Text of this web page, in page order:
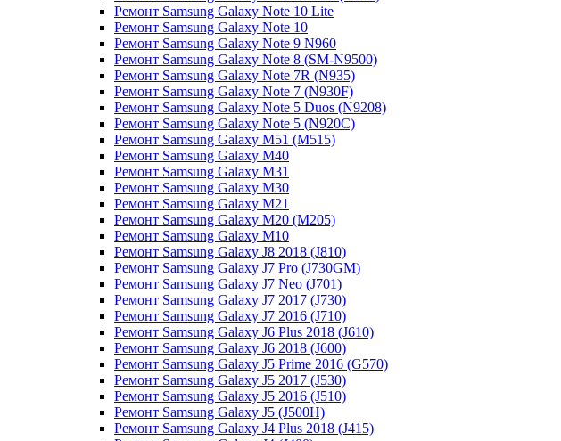
Ремонт Samsung Galaxy Note 10 Lite
Ремонт Samsung Galaxy Note 10
Ремонт Samsung Galaxy Note 9 N960
Ремонт Samsung Galaxy Note 8 (SM-N9500)
Ремонт Samsung Galaxy Note 7R (N935)
Ремонт Samsung Galaxy Note 7 (N930F)
Ремонт Samsung Galaxy Note 5 Duos (N9208)
Ремонт Samsung Galaxy Note 5 (N920C)
Ремонт Samsung Galaxy M51 (M515)
Ремонт Samsung Galaxy M40
Ремонт Samsung Galaxy M31
Ремонт Samsung Galaxy M30
Ремонт Samsung Galaxy M21
Ремонт Samsung Galaxy M20 (M205)
Ремонт Samsung Galaxy M10
Ремонт Samsung Galaxy J8 2018 (J810)
Ремонт Samsung Galaxy J7 Pro (J730GM)
Ремонт Samsung Galaxy J7 Neo (J701)
Ремонт Samsung Galaxy J7 2017 (J730)
Ремонт Samsung Galaxy J7 2016 (J710)
Ремонт Samsung Galaxy J6 Plus 2018 (J610)
Ремонт Samsung Galaxy J6 2018 (J600)
Ремонт Samsung Galaxy J5 Prime 2016 (G570)
Ремонт Samsung Galaxy J5 2017 (J530)
Ремонт Samsung Galaxy J5 2016 (J510)
Ремонт Samsung Galaxy J5 (J500H)
Ремонт Samsung Galaxy J4 Plus 2018 (J415)